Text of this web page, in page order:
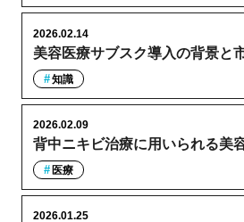
美容医療サブスク導入の背景と
2026.02.14
知識
背中ニキビ治療に用いられる美
2026.02.09
医療
2026.01.25